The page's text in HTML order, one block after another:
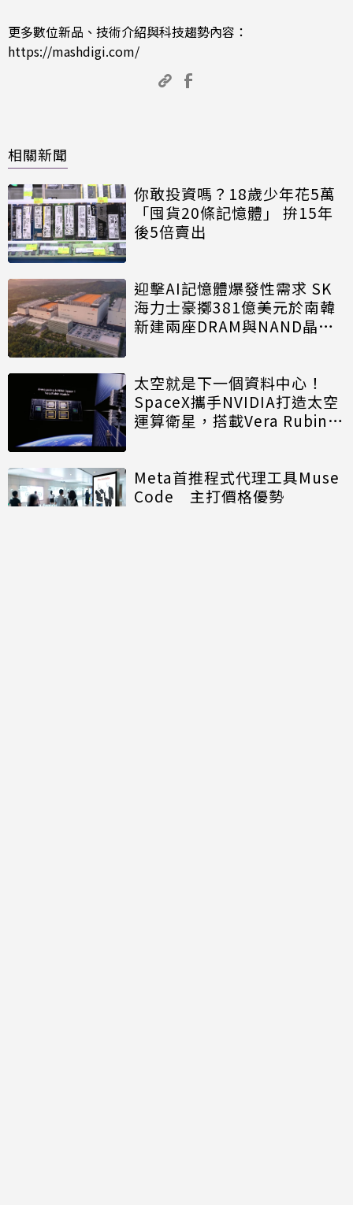
更多數位新品、技術介紹與科技趨勢內容：
https://mashdigi.com/
相關新聞
你敢投資嗎？18歲少年花5萬
「囤貨20條記憶體」 拚15年
後5倍賣出
迎擊AI記憶體爆發性需求 SK
海力士豪擲381億美元於南韓
新建兩座DRAM與NAND晶圓
太空就是下一個資料中心！
SpaceX攜手NVIDIA打造太空
運算衛星，搭載Vera Rubin運
Meta首推程式代理工具Muse
Code 主打價格優勢